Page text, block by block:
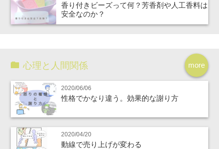
香り付きビーズって何？芳香剤や人工香料は
安全なのか？
more
心理と人間関係
2020/06/06
性格でかなり違う。効果的な謝り方
2020/04/20
動線で売り上げが変わる